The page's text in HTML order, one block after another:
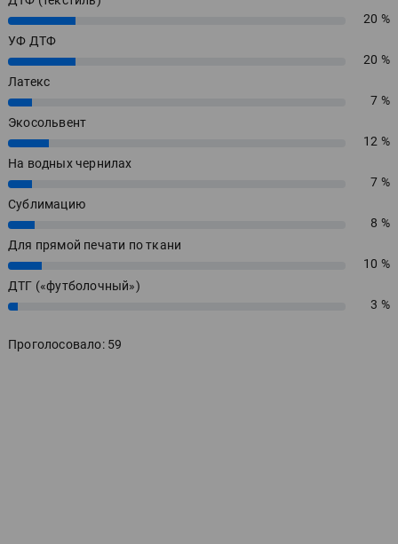
20%
20 %
УФ ДТФ
20%
20 %
Латекс
7%
7 %
Экосольвент
12%
12 %
На водных чернилах
7%
7 %
Сублимацию
8%
8 %
Для прямой печати по ткани
10%
10 %
ДТГ («футболочный»)
3% 3 %
Проголосовало: 59